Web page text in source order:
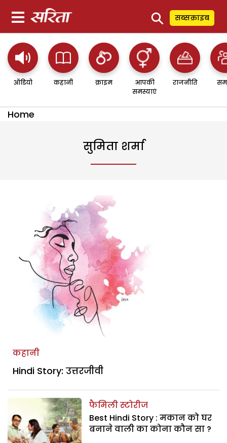
⚲ सब्सक्राइब
ऑडियो कहानी क्राइम
आपकी
समस्याएं
राजनीति
Home
सुमिता शर्मा
कहानी
Hindi Story: उत्तरजीवी
फैमिली स्टोरीज
Best Hindi Story : मकान को घर
बनाने वाली का कोना कौन सा ?